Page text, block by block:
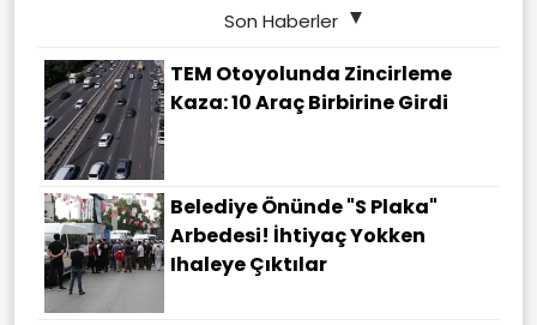
Son Haberler
TEM Otoyolunda Zincirleme
Kaza: 10 Araç Birbirine Girdi
Belediye Önünde "S Plaka"
Arbedesi! İhtiyaç Yokken
Ihaleye Çıktılar